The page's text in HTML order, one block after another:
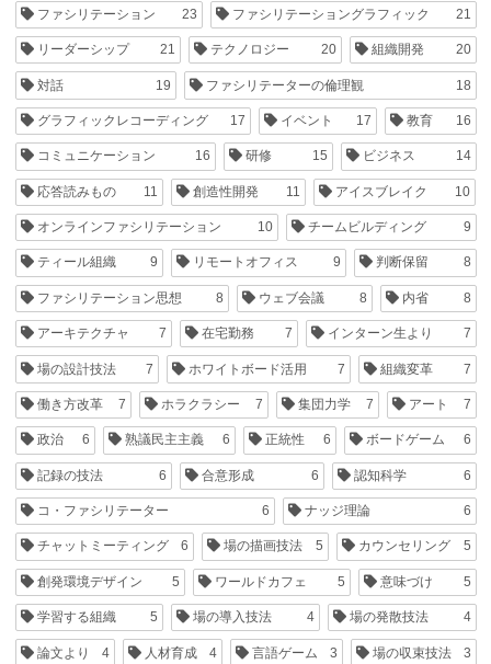
ファシリテーション 23 ファシリテーショングラフィック 21
リーダーシップ 21 テクノロジー 20 組織開発 20
対話 19 ファシリテーターの倫理観 18
グラフィックレコーディング 17 イベント 17 教育 16
コミュニケーション 16 研修 15 ビジネス 14
応答読みもの 11 創造性開発 11 アイスブレイク 10
オンラインファシリテーション 10 チームビルディング 9
ティール組織 9 リモートオフィス 9 判断保留 8
ファシリテーション思想 8 ウェブ会議 8 内省 8
アーキテクチャ 7 在宅勤務 7 インターン生より 7
場の設計技法 7 ホワイトボード活用 7 組織変革 7
働き方改革 7 ホラクラシー 7 集団力学 7 アート 7
政治 6 熟議民主主義 6 正統性 6 ボードゲーム 6
記録の技法 6 合意形成 6 認知科学 6
コ・ファシリテーター 6 ナッジ理論 6
チャットミーティング 6 場の描画技法 5 カウンセリング 5
創発環境デザイン 5 ワールドカフェ 5 意味づけ 5
学習する組織 5 場の導入技法 4 場の発散技法 4
論文より 4 人材育成 4 言語ゲーム 3 場の収束技法 3